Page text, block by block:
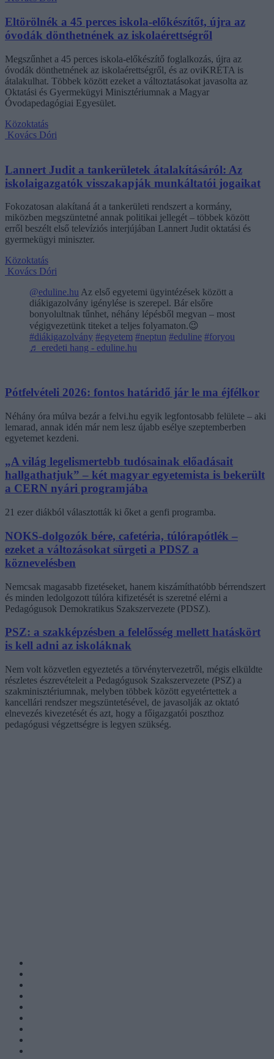
Eltörölnék a 45 perces iskola-előkészítőt, újra az
óvodák dönthetnének az iskolaérettségről
Megszűnhet a 45 perces iskola-előkészítő foglalkozás, újra az
óvodák dönthetnének az iskolaérettségről, és az oviKRÉTA is
átalakulhat. Többek között ezeket a változtatásokat javasolta az
Oktatási és Gyermekügyi Minisztériumnak a Magyar
Óvodapedagógiai Egyesület.
Közoktatás
Kovács Dóri
Lannert Judit a tankerületek átalakításáról: Az
iskolaigazgatók visszakapják munkáltatói jogaikat
Fokozatosan alakítaná át a tankerületi rendszert a kormány,
miközben megszüntetné annak politikai jellegét – többek között
erről beszélt első televíziós interjújában Lannert Judit oktatási és
gyermekügyi miniszter.
Közoktatás
Kovács Dóri
@eduline.hu Az első egyetemi ügyintézések között a
diákigazolvány igénylése is szerepel. Bár elsőre
bonyolultnak tűnhet, néhány lépésből megvan – most
végigvezetünk titeket a teljes folyamaton.😉
#diákigazolvány #egyetem #neptun #eduline #foryou
♬ eredeti hang - eduline.hu
Pótfelvételi 2026: fontos határidő jár le ma éjfélkor
Néhány óra múlva bezár a felvi.hu egyik legfontosabb felülete – aki
lemarad, annak idén már nem lesz újabb esélye szeptemberben
egyetemet kezdeni.
„A világ legelismertebb tudósainak előadásait
hallgathatjuk” – két magyar egyetemista is bekerült
a CERN nyári programjába
21 ezer diákból választották ki őket a genfi programba.
NOKS-dolgozók bére, cafetéria, túlórapótlék –
ezeket a változásokat sürgeti a PDSZ a
köznevelésben
Nemcsak magasabb fizetéseket, hanem kiszámíthatóbb bérrendszert
és minden ledolgozott túlóra kifizetését is szeretné elérni a
Pedagógusok Demokratikus Szakszervezete (PDSZ).
PSZ: a szakképzésben a felelősség mellett hatáskört
is kell adni az iskoláknak
Nem volt közvetlen egyeztetés a törvénytervezetről, mégis elküldte
részletes észrevételeit a Pedagógusok Szakszervezete (PSZ) a
szakminisztériumnak, melyben többek között egyetértettek a
kancellári rendszer megszüntetésével, de javasolják az oktató
elnevezés kivezetését és azt, hogy a főigazgatói poszthoz
pedagógusi végzettségre is legyen szükség.